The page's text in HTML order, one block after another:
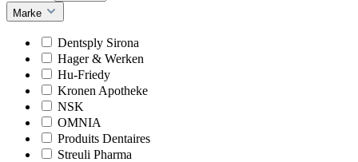
Marke
Dentsply Sirona
Hager & Werken
Hu-Friedy
Kronen Apotheke
NSK
OMNIA
Produits Dentaires
Streuli Pharma